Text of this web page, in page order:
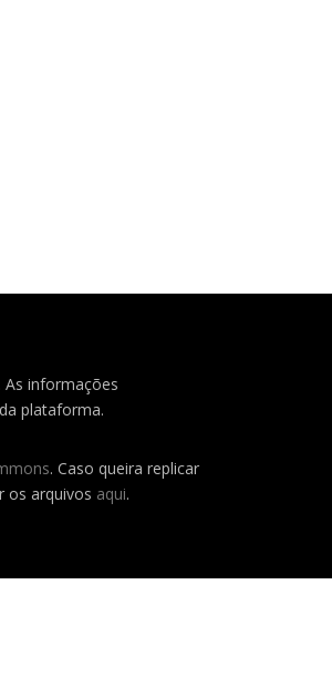
As informações
plataforma.
. Caso queira replicar
os arquivos aqui.